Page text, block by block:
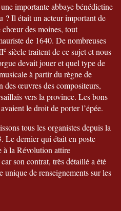
importante abbaye bénédictine
? Il était un acteur important de
chœur des moines, tout
de 1640. De nombreuses
e siècle traitent de ce sujet et nous
devait jouer et quel type de
à partir du règne de
œuvres des compositeurs,
vers la province. Les bons
le droit de porter l’épée.
tous les organistes depuis la
Le dernier qui était en poste
à la Révolution attire
son contrat, très détaillé a été
unique de renseignements sur les